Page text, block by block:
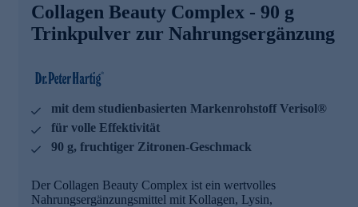
Bindegewebe bei
Vitamin C trägt zu einer normalen Kollagenbildung für
eine normale Funktion der Haut bei
Dr. Peter Hartig® forscht für Ihre Gesundheit
Seit knapp 40 Jahren steht der Name Dr. Peter Hartig® für
die Erforschung von Mikroalgen und die Entwicklung von
den Pflanzen. Gemeinsam mit seinem Wissenschaftsteam
lässt er altes Wissen und moderne Forschung harmonisch
Collagen Beauty Complex - 90 g
Trinkpulver zur Nahrungsergänzung
mit dem studienbasierten Markenrohstoff Verisol®
für volle Effektivität
90 g, fruchtiger Zitronen-Geschmack
Der Collagen Beauty Complex ist ein wertvolles
Nahrungsergänzungsmittel mit Kollagen, Lysin,